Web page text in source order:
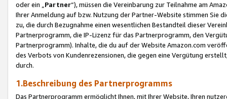
oder ein „Partner“), müssen die Vereinbarung zur Teilnahme am
Ihrer Anmeldung auf bzw. Nutzung der Partner-Website stimmen Sie
zu, die durch Bezugnahme einen wesentlichen Bestandteil dieser
Partnerprogramm, die IP-Lizenz für das Partnerprogramm, den
Partnerprogramm). Inhalte, die du auf der Website Amazon.com
des Verbots von Kundenrezensionen, die gegen eine Vergütung
durch.
1.Beschreibung des Partnerprogramms
Das Partnerprogramm ermöglicht Ihnen, mit Ihrer Website, Ihren